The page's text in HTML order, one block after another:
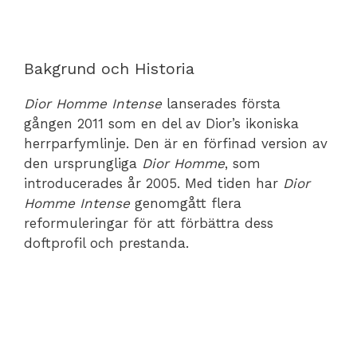
Bakgrund och Historia
Dior Homme Intense lanserades första
gången 2011 som en del av Dior’s ikoniska
herrparfymlinje. Den är en förfinad version av
den ursprungliga Dior Homme, som
introducerades år 2005. Med tiden har Dior
Homme Intense genomgått flera
reformuleringar för att förbättra dess
doftprofil och prestanda.